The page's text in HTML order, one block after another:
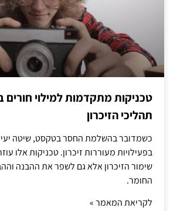
טכניקות מתקדמות למילוי חורים
תהליכי הזיכרון
כשמדובר בהשלמת החסר בטקסט, שיטה
בפעילויות מעוררות זיכרון. טכניקות אלו
שימור הזיכרון אלא גם לשפר את ההבנה
החומר.
לקריאת המאמר »